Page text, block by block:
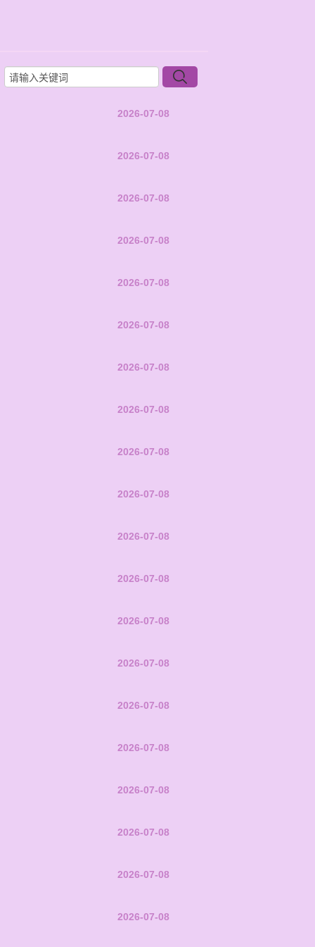
2026-07-08
2026-07-08
2026-07-08
2026-07-08
2026-07-08
2026-07-08
2026-07-08
2026-07-08
2026-07-08
2026-07-08
2026-07-08
2026-07-08
2026-07-08
2026-07-08
2026-07-08
2026-07-08
2026-07-08
2026-07-08
2026-07-08
2026-07-08